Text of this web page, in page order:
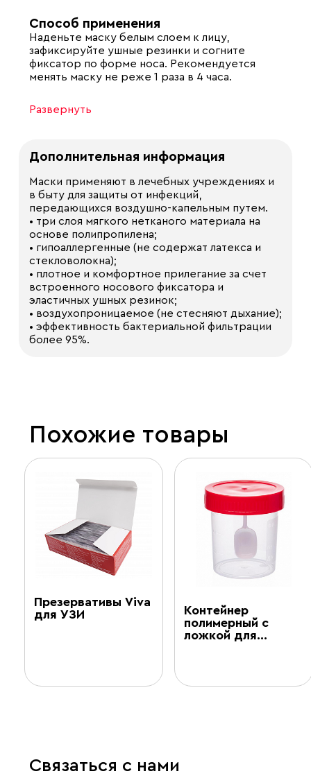
Способ применения
Наденьте маску белым слоем к лицу,
зафиксируйте ушные резинки и согните
фиксатор по форме носа. Рекомендуется
менять маску не реже 1 раза в 4 часа.
Развернуть
Дополнительная информация
Маски применяют в лечебных учреждениях и
в быту для защиты от инфекций,
передающихся воздушно-капельным путем.
• три слоя мягкого нетканого материала на
основе полипропилена;
• гипоаллергенные (не содержат латекса и
стекловолокна);
• плотное и комфортное прилегание за счет
встроенного носового фиксатора и
эластичных ушных резинок;
• воздухопроницаемое (не стесняют дыхание);
• эффективность бактериальной фильтрации
более 95%.
Похожие товары
Презервативы Viva
для УЗИ
Контейнер
полимерный с
ложкой для…
Связаться с нами